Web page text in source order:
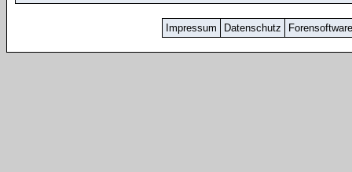
Impressum Datenschutz